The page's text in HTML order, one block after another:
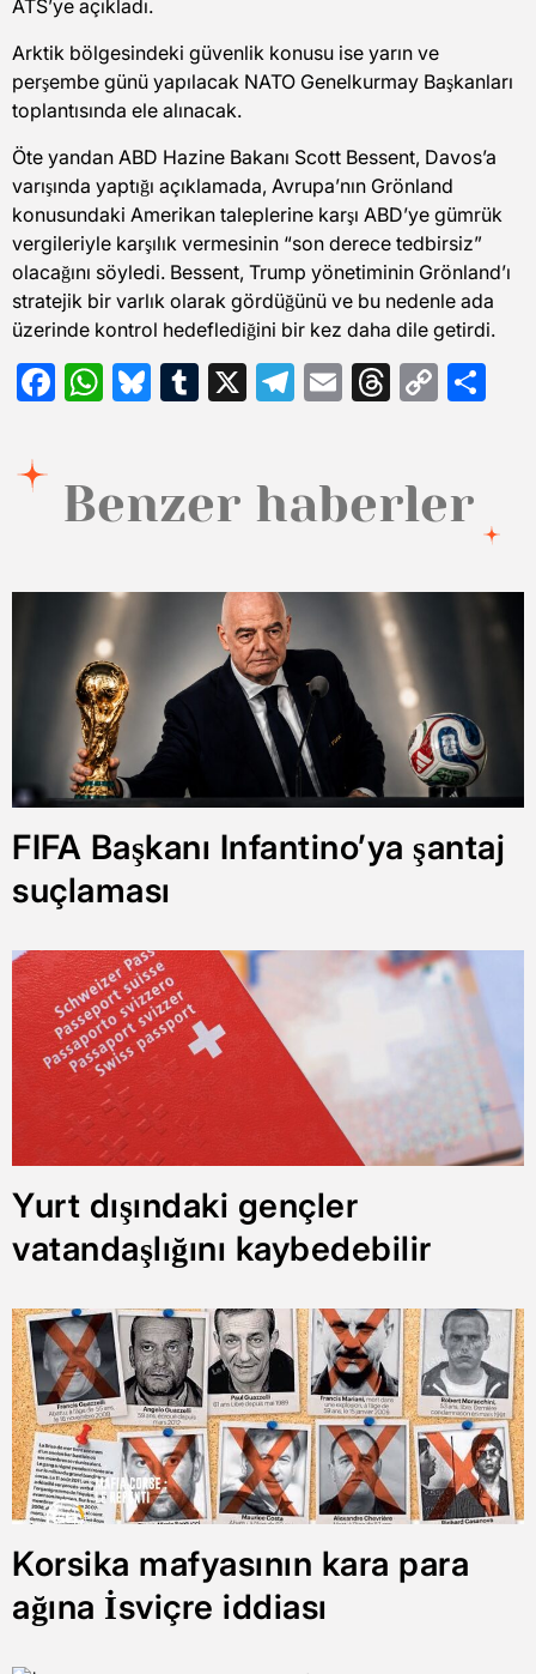
ATS’ye açıkladı.
Arktik bölgesindeki güvenlik konusu ise yarın ve
perşembe günü yapılacak NATO Genelkurmay Başkanları
toplantısında ele alınacak.
Öte yandan ABD Hazine Bakanı Scott Bessent, Davos’a
varışında yaptığı açıklamada, Avrupa’nın Grönland
konusundaki Amerikan taleplerine karşı ABD’ye gümrük
vergileriyle karşılık vermesinin “son derece tedbirsiz”
olacağını söyledi. Bessent, Trump yönetiminin Grönland’ı
stratejik bir varlık olarak gördüğünü ve bu nedenle ada
üzerinde kontrol hedeflediğini bir kez daha dile getirdi.
Facebook
WhatsApp
Bluesky
Tumblr
X Telegram
EmailThreads
Copy
Benzer haberler
FIFA Başkanı Infantino’ya şantaj
suçlaması
Yurt dışındaki gençler
vatandaşlığını kaybedebilir
Korsika mafyasının kara para
ağına İsviçre iddiası